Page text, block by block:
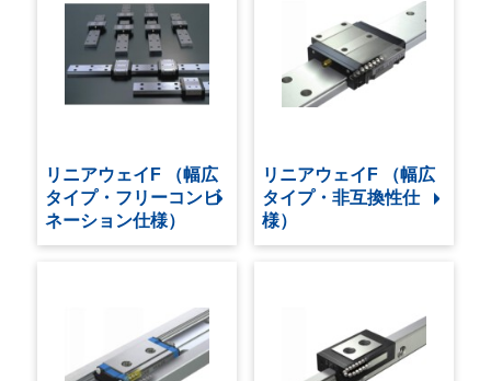
リニアウェイF （幅広
タイプ・フリーコンビ
ネーション仕様）
リニアウェイF （幅広
タイプ・非互換性仕
様）